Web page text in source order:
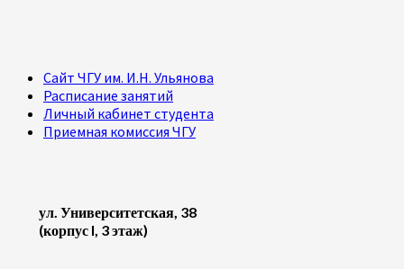
Сайт ЧГУ им. И.Н. Ульянова
Расписание занятий
Личный кабинет студента
Приемная комиссия ЧГУ
ул. Университетская, 38
(корпус I, 3 этаж)